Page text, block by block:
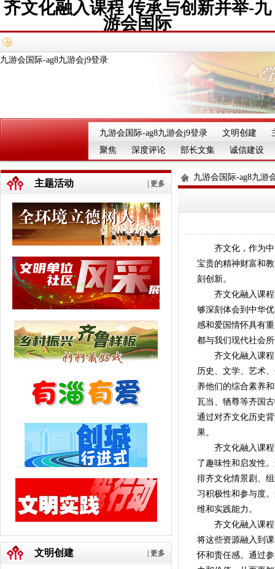
齐文化融入课程 传承与创新并举-九
游会国际
九游会国际-ag8九游会j9登录
九游会国际-ag8九游会j9登录 文明创建
聚焦
深度评论 部长文集 诚信建设
更多
主题活动
更多
文明创建
九游会国际-ag8九游
齐文化，作为中
宝贵的精神财富和
刻创新。
齐文化融入课程
够深刻体会到中华
感和爱国情怀具有
都与我们现代社会
齐文化融入课程
历史、文学、艺术
养他们的综合素养
瓦当、牺尊等齐国
通过对齐文化历史
果。
齐文化融入课程
了趣味性和启发性
排齐文化情景剧、
习积极性和参与度
维和实践能力。
齐文化融入课程
将这些资源融入到
怀和责任感。通过